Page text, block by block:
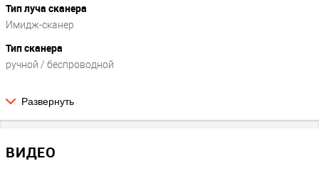
Тип луча сканера
Имидж-сканер
Тип сканера
ручной / беспроводной
Параметры сканирования
270
Развернуть
ВИДЕО